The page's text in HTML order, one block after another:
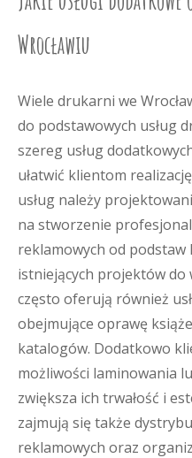
Wrocławiu
Wiele drukarni we
do podstawowych usług
szereg usług
ułatwić klientom
usług należy
na stworzenie
reklamowych od
istniejących projektów
często oferują również
obejmujące oprawę
katalogów. Dodatkowo
możliwości laminowania
zwiększa ich trwałość i
zajmują się także
reklamowych oraz